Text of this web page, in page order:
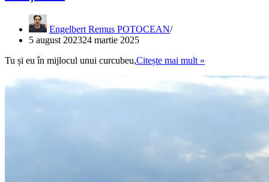
Engelbert Remus POTOCEAN
5 august 202324 martie 2025
Tu și eu în mijlocul unui curcubeu,Citește mai mult »
EU